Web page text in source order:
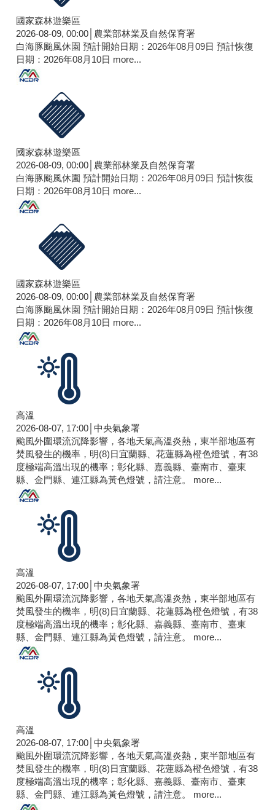
國家森林遊樂區
2026-08-09, 00:00│農業部林業及自然保育署
白海豚颱風休園 預計開始日期：2026年08月09日 預計恢復
日期：2026年08月10日 more...
國家森林遊樂區
2026-08-09, 00:00│農業部林業及自然保育署
白海豚颱風休園 預計開始日期：2026年08月09日 預計恢復
日期：2026年08月10日 more...
國家森林遊樂區
2026-08-09, 00:00│農業部林業及自然保育署
白海豚颱風休園 預計開始日期：2026年08月09日 預計恢復
日期：2026年08月10日 more...
高溫
2026-08-07, 17:00│中央氣象署
颱風外圍環流沉降影響，各地天氣高溫炎熱，東半部地區有
焚風發生的機率，明(8)日宜蘭縣、花蓮縣為橙色燈號，有38
度極端高溫出現的機率；彰化縣、嘉義縣、臺南市、臺東
縣、金門縣、連江縣為黃色燈號，請注意。 more...
高溫
2026-08-07, 17:00│中央氣象署
颱風外圍環流沉降影響，各地天氣高溫炎熱，東半部地區有
焚風發生的機率，明(8)日宜蘭縣、花蓮縣為橙色燈號，有38
度極端高溫出現的機率；彰化縣、嘉義縣、臺南市、臺東
縣、金門縣、連江縣為黃色燈號，請注意。 more...
高溫
2026-08-07, 17:00│中央氣象署
颱風外圍環流沉降影響，各地天氣高溫炎熱，東半部地區有
焚風發生的機率，明(8)日宜蘭縣、花蓮縣為橙色燈號，有38
度極端高溫出現的機率；彰化縣、嘉義縣、臺南市、臺東
縣、金門縣、連江縣為黃色燈號，請注意。 more...